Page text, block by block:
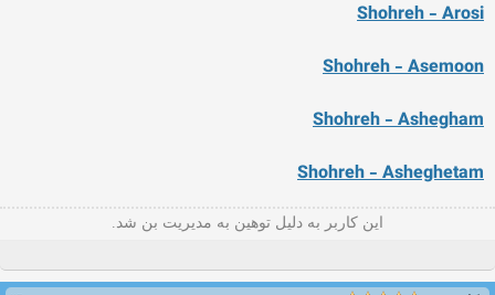
Shohreh - Arosi
Shohreh - Asemoon
Shohreh - Ashegham
Shohreh - Asheghetam
این کاربر به دلیل توهین به مدیریت بن شد.